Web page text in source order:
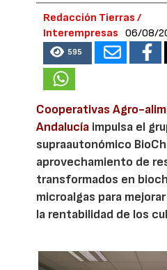
Redacción Tierras /
Interempresas
06/08/
595
Cooperativas Agro-
Andalucía impulsa el
supraautonómico
aprovechamiento de
transformados en
microalgas para
la rentabilidad de los